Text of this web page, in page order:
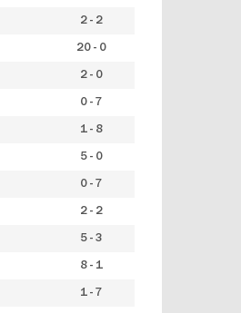
2 - 2
20 - 0
2 - 0
0 - 7
1 - 8
5 - 0
0 - 7
2 - 2
5 - 3
8 - 1
1 - 7